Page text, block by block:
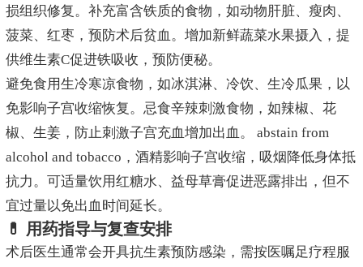
损组织修复。补充富含铁质的食物，如动物肝脏、瘦肉、
菠菜、红枣，预防术后贫血。增加新鲜蔬菜水果摄入，提
供维生素C促进铁吸收，预防便秘。
避免食用生冷寒凉食物，如冰淇淋、冷饮、生冷瓜果，以
免影响子宫收缩恢复。忌食辛辣刺激食物，如辣椒、花
椒、生姜，防止刺激子宫充血增加出血。 abstain from
alcohol and tobacco，酒精影响子宫收缩，吸烟降低身体抵
抗力。可适量饮用红糖水、益母草膏促进恶露排出，但不
宜过量以免出血时间延长。
💊 用药指导与复查安排
术后医生通常会开具抗生素预防感染，需按医嘱足疗程服